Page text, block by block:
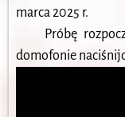
marca 2025 r.
Próbę
domofonie